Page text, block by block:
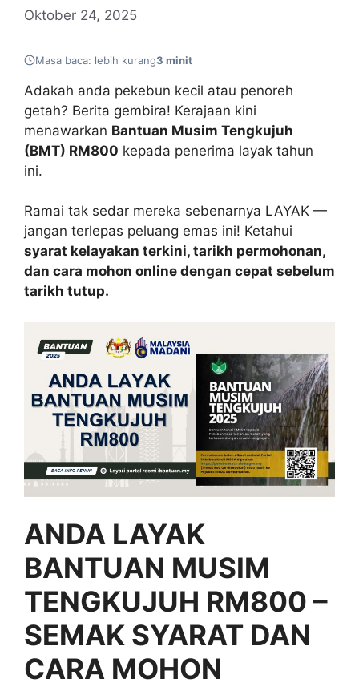
Oktober 24, 2025
Masa baca: lebih kurang3 minit
Adakah anda pekebun kecil atau penoreh
getah? Berita gembira! Kerajaan kini
menawarkan Bantuan Musim Tengkujuh
(BMT) RM800 kepada penerima layak tahun
ini.
Ramai tak sedar mereka sebenarnya LAYAK —
jangan terlepas peluang emas ini! Ketahui
syarat kelayakan terkini, tarikh permohonan,
dan cara mohon online dengan cepat sebelum
tarikh tutup.
ANDA LAYAK
BANTUAN MUSIM
TENGKUJUH RM800 –
SEMAK SYARAT DAN
CARA MOHON